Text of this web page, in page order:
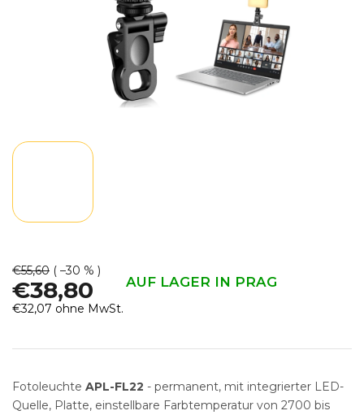
€55,60 ( –30 % )
€38,80 AUF LAGER IN PRAG
€32,07 ohne MwSt.
Fotoleuchte APL-FL22 - permanent, mit integrierter LED-
Quelle, Platte, einstellbare Farbtemperatur von 2700 bis